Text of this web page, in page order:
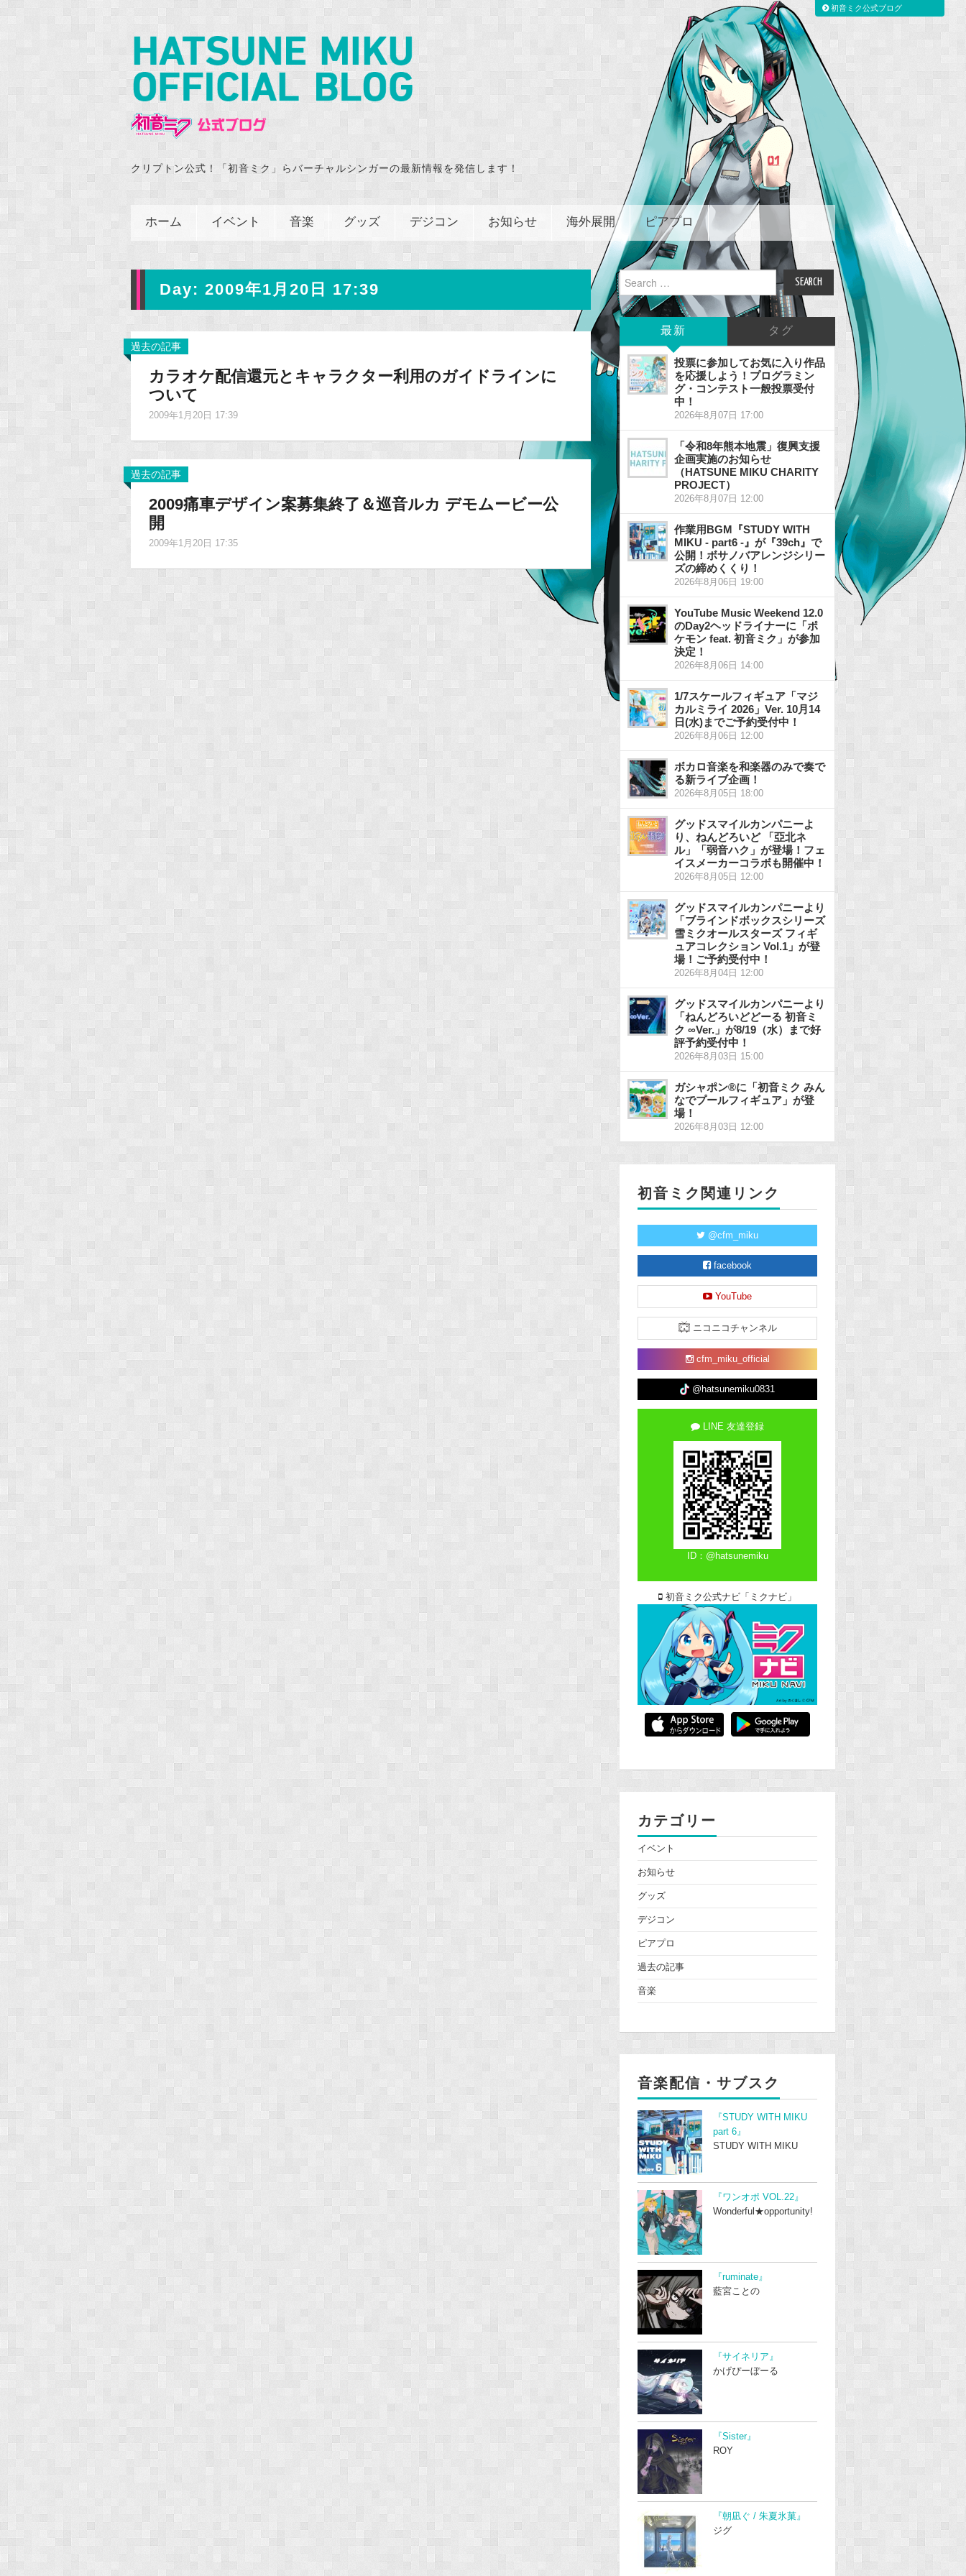
クリプトン公式！「初音ミク」らバーチャルシンガーの最新情報を発信します！
ホーム イベント 音楽 グッズ デジコン お知らせ 海外展開 ピアプロ
Day: 2009年1月20日 17:39
過去の記事
カラオケ配信還元とキャラクター利用のガイドラインに
ついて
2009年1月20日 17:39
過去の記事
2009痛車デザイン案募集終了＆巡音ルカ デモムービー公
開
2009年1月20日 17:35
Search
for:
最新 タグ
投票に参加してお気に入り作品
を応援しよう！プログラミン
グ・コンテスト一般投票受付
中！
2026年8月07日 17:00
「令和8年熊本地震」復興支援
企画実施のお知らせ
（HATSUNE MIKU CHARITY
PROJECT）
2026年8月07日 12:00
作業用BGM『STUDY WITH
MIKU - part6 -』が『39ch』で
公開！ボサノバアレンジシリー
ズの締めくくり！
2026年8月06日 19:00
YouTube Music Weekend 12.0
のDay2ヘッドライナーに「ポ
ケモン feat. 初音ミク」が参加
決定！
2026年8月06日 14:00
1/7スケールフィギュア「マジ
カルミライ 2026」Ver. 10月14
日(水)までご予約受付中！
2026年8月06日 12:00
ボカロ音楽を和楽器のみで奏で
る新ライブ企画！
2026年8月05日 18:00
グッドスマイルカンパニーよ
り、ねんどろいど 「亞北ネ
ル」「弱音ハク」が登場！フェ
イスメーカーコラボも開催中！
2026年8月05日 12:00
グッドスマイルカンパニーより
「ブラインドボックスシリーズ
雪ミクオールスターズ フィギ
ュアコレクション Vol.1」が登
場！ご予約受付中！
2026年8月04日 12:00
グッドスマイルカンパニーより
「ねんどろいどどーる 初音ミ
ク ∞Ver.」が8/19（水）まで好
評予約受付中！
2026年8月03日 15:00
ガシャポン®に「初音ミク みん
なでプールフィギュア」が登
場！
2026年8月03日 12:00
初音ミク関連リンク
@cfm_miku
facebook
YouTube
ニコニコチャンネル
cfm_miku_official
@hatsunemiku0831
LINE 友達登録
ID：@hatsunemiku
初音ミク公式ナビ「ミクナビ」
カテゴリー
イベント
お知らせ
グッズ
デジコン
ピアプロ
過去の記事
音楽
音楽配信・サブスク
『STUDY WITH MIKU
part 6』
STUDY WITH MIKU
『ワンオポ VOL.22』
Wonderful★opportunity!
『ruminate』
藍宮ことの
『サイネリア』
かげぴーぼーる
『Sister』
ROY
『朝凪ぐ / 朱夏氷菓』
ジグ
初音ミク公式ブログ